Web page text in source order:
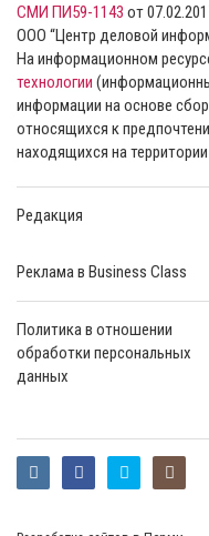
СМИ ПИ59-1143 от
ООО “Центр деловой
На информационном
технологии
информации на основе
относящихся к
находящихся на
Редакция
Реклама в Business Class
Политика в отношении
обработки персональных
данных